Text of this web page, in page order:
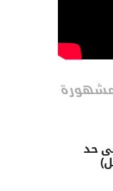
حد